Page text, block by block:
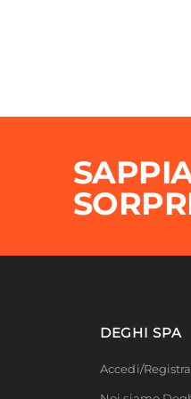
DEGHI SPA
Accedi/